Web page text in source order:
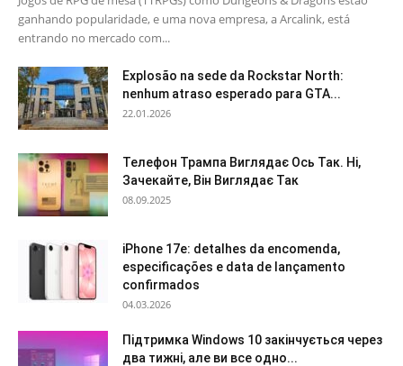
ganhando popularidade, e uma nova empresa, a Arcalink, está
entrando no mercado com...
Explosão na sede da Rockstar North:
nenhum atraso esperado para GTA...
22.01.2026
Телефон Трампа Виглядає Ось Так. Ні,
Зачекайте, Він Виглядає Так
08.09.2025
iPhone 17e: detalhes da encomenda,
especificações e data de lançamento
confirmados
04.03.2026
Підтримка Windows 10 закінчується через
два тижні, але ви все одно...